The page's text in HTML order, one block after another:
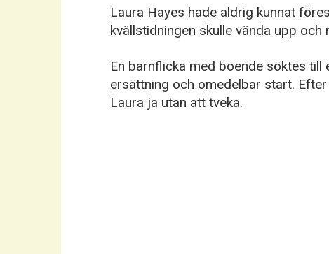
Laura Hayes hade aldrig kunnat
kvällstidningen skulle vända upp och
En barnflicka med boende söktes
ersättning och omedelbar start.
Laura ja utan att tveka.